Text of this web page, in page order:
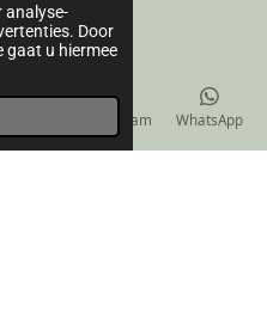
analyse-
Door
gaat u hiermee
Instagram WhatsApp